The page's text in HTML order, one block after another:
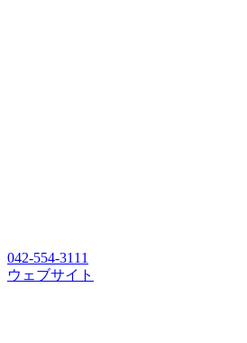
042-554-3111
ウェブサイト